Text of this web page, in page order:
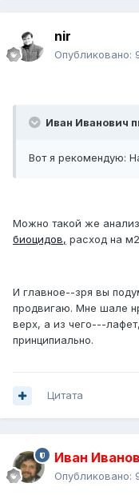
nir
Опубликовано:
Иван Иванович
Вот я рекомендую:
Можно такой же
биоцидов, расход на
И главное--зря вы
продвигаю. Мне шале
верх, а из чего---
принципиально.
Цитата
Иван
Опубликовано: